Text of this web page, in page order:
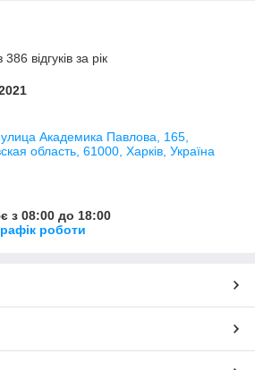
відгуків за рік
Академика Павлова, 165,
область, 61000, Харків, Україна
з 08:00 до 18:00
роботи